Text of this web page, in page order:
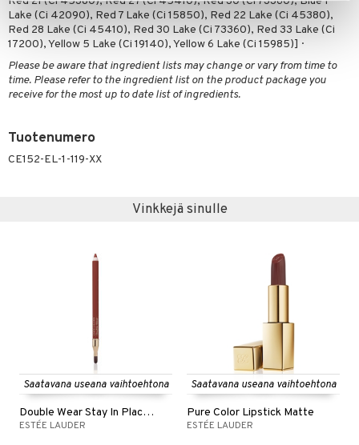
Lake (Ci 42090), Red 7 Lake (Ci 15850), Red 22 Lake (Ci 45380),
Red 28 Lake (Ci 45410), Red 30 Lake (Ci 73360), Red 33 Lake (Ci
17200), Yellow 5 Lake (Ci 19140), Yellow 6 Lake (Ci 15985)] ·
Please be aware that ingredient lists may change or vary from time to
time. Please refer to the ingredient list on the product package you
receive for the most up to date list of ingredients.
Tuotenumero
CE152-EL-1-119-XX
Vinkkejä sinulle
Saatavana useana vaihtoehtona
Double Wear Stay In Place Lip Pencil
ESTÉE LAUDER
Saatavana useana vaihtoehtona
Pure Color Lipstick Matte
ESTÉE LAUDER